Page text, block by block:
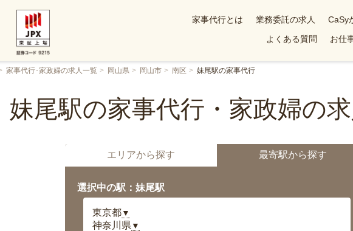
家事代行とは 業務委託の求人 CaSy
よくある質問
お仕
家事代行･家政婦の求人一覧 岡山県 岡山市 南区 妹尾駅の家事代行
妹尾駅の家事代行・家政婦の
エリアから探す 最寄駅から探す
選択中の駅：妹尾駅
東京都▼
神奈川県 ▼